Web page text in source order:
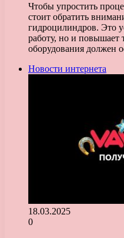
Чтобы упростить
стоит обратить
гидроцилиндров. Это
работу, но и повышает
оборудования должен
Новости интернета
18.03.2025
0